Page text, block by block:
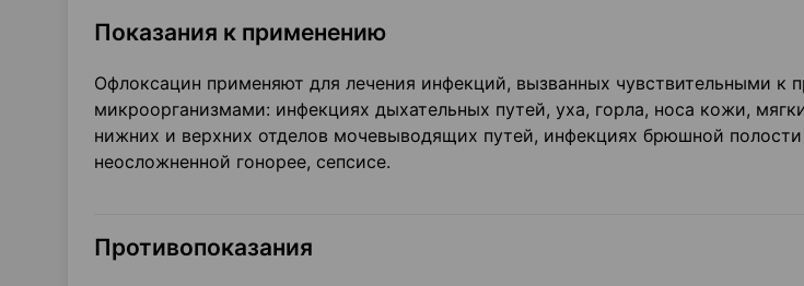
Показания к применению
Офлоксацин применяют для лечения инфекций, вызванных чувствительными к
микроорганизмами: инфекциях дыхательных путей, уха, горла, носа кожи,
нижних и верхних отделов мочевыводящих путей, инфекциях брюшной полости
неосложненной гонорее, сепсисе.
Противопоказания